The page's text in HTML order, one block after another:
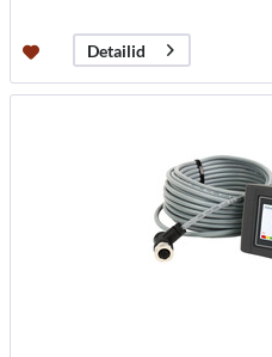
Detailid